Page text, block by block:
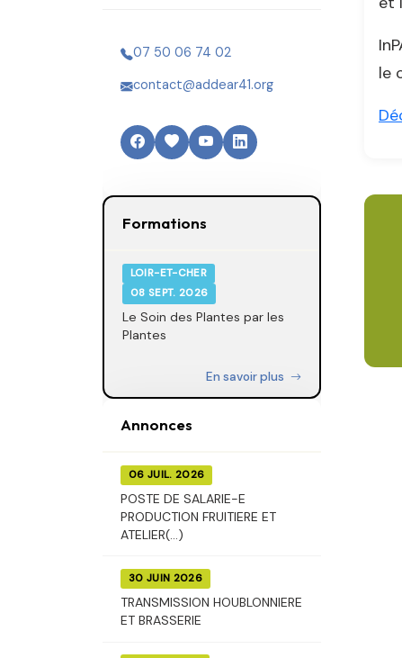
07 50 06 74 02
contact@addear41.org
Formations
LOIR-ET-CHER
08 SEPT. 2026
Le Soin des Plantes par les
Plantes
En savoir plus
Annonces
06 JUIL. 2026
POSTE DE SALARIE-E
PRODUCTION FRUITIERE ET
ATELIER(...)
30 JUIN 2026
TRANSMISSION HOUBLONNIERE
ET BRASSERIE
le